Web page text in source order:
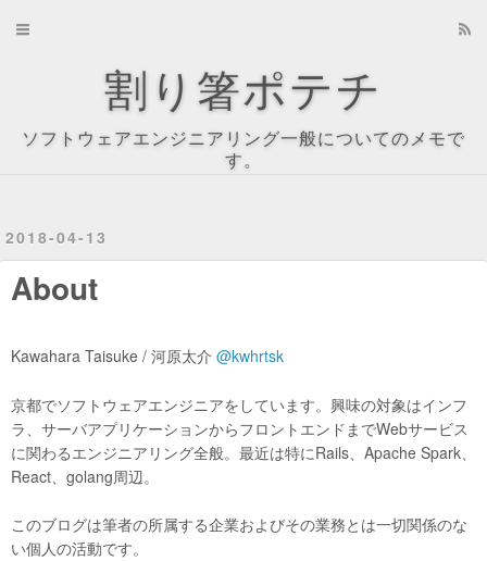
割り箸ポテチ
ソフトウェアエンジニアリング一般についてのメモで
す。
2018-04-13
About
Kawahara Taisuke / 河原太介 @kwhrtsk
京都でソフトウェアエンジニアをしています。興味の対象はインフ
ラ、サーバアプリケーションからフロントエンドまでWebサービス
に関わるエンジニアリング全般。最近は特にRails、Apache Spark、
React、golang周辺。
このブログは筆者の所属する企業およびその業務とは一切関係のな
い個人の活動です。
Home
About
Tag Cloud
Tags
Categories